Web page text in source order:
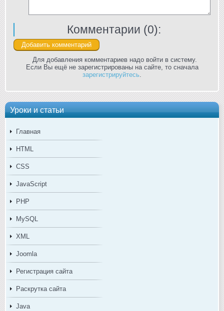
Уроки и статьи
Главная
HTML
CSS
JavaScript
PHP
MySQL
XML
Joomla
Регистрация сайта
Раскрутка сайта
Java
Комментарии (0):
Для добавления комментариев надо войти в систему.
Если Вы ещё не зарегистрированы на сайте, то сначала
зарегистрируйтесь.